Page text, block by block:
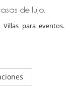
de lujo.
para eventos.